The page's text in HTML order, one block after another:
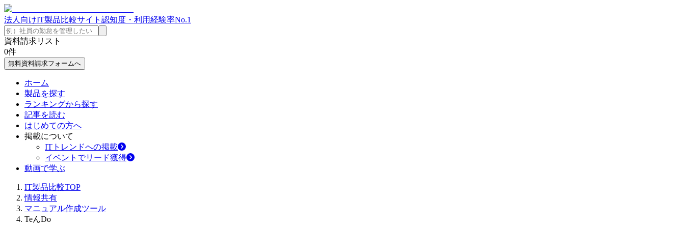
法人向けIT製品比較サイト 認知度・利用経験率No.1
資料請求リスト
0件
無料資料請求フォームへ
ホーム
製品を探す
ランキングから探す
記事を読む
はじめての方へ
掲載について
ITトレンドへの掲載
イベントでリード獲得
動画で学ぶ
IT製品比較TOP
情報共有
マニュアル作成ツール
TeんDo